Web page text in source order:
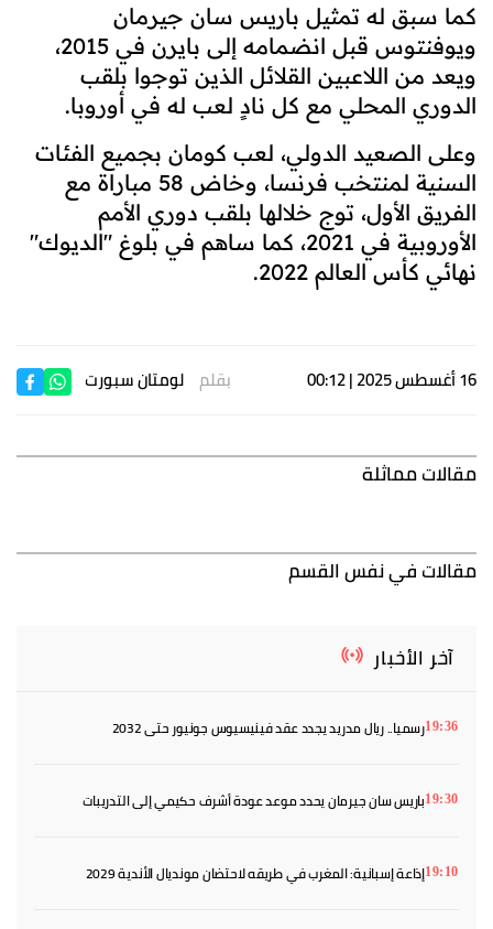
كما سبق له تمثيل باريس سان جيرمان
ويوفنتوس قبل انضمامه إلى بايرن في 2015،
ويعد من اللاعبين القلائل الذين توجوا بلقب
الدوري المحلي مع كل نادٍ لعب له في أوروبا.
وعلى الصعيد الدولي، لعب كومان بجميع الفئات
السنية لمنتخب فرنسا، وخاض 58 مباراة مع
الفريق الأول، توج خلالها بلقب دوري الأمم
الأوروبية في 2021، كما ساهم في بلوغ "الديوك"
نهائي كأس العالم 2022.
16 أغسطس 2025 | 00:12 بقلم لومتان سبورت
مقالات مماثلة
مقالات في نفس القسم
آخر الأخبار
19:36رسميا.. ريال مدريد يجدد عقد فينيسيوس جونيور حتى 2032
19:30باريس سان جيرمان يحدد موعد عودة أشرف حكيمي إلى التدريبات
19:10إذاعة إسبانية: المغرب في طريقه لاحتضان مونديال الأندية 2029